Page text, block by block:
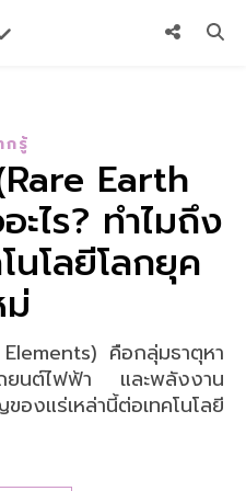
กรู้
Earth
ไร? ทำไมถึง
โลยีโลกยุค
ม่
ยนต์ไฟฟ้า และพลังงาน
งแร่เหล่านี้ต่อเทคโนโลยี